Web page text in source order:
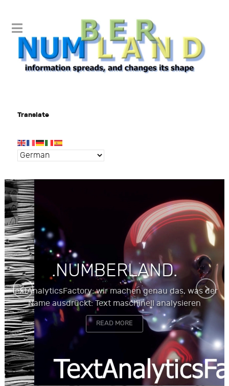
Translate
.NUMBERLAND.
TextAnalyticsFactory: wir machen genau das, was der
Name ausdrückt: Text maschinell analysieren
READ MORE